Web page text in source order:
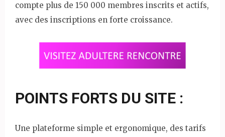
compte plus de 150 000 membres inscrits et actifs,
avec des inscriptions en forte croissance.
POINTS FORTS DU SITE :
Une plateforme simple et ergonomique, des tarifs